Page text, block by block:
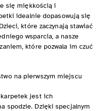
się miękkością i
idealnie dopasowują się
które zaczynają stawiać
wsparcia, a nasze
które pozwala im czuć
na pierwszym miejscu
jest ich
spodzie. Dzięki specjalnym